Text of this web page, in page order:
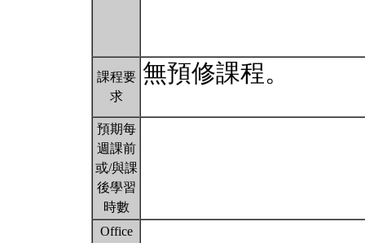
課程要
求
無預修課程。
預期每
週課前
或/與課
後學習
時數
Office